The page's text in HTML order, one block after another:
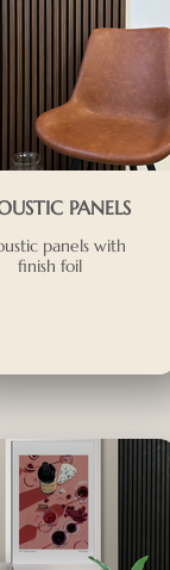
PANELS
panels with
finish foil